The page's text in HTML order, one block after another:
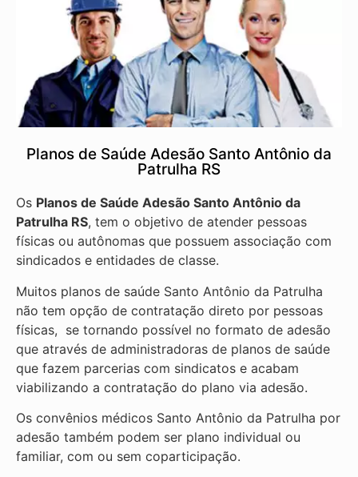
Planos de Saúde Adesão Santo Antônio da
Patrulha RS
Os Planos de Saúde Adesão Santo Antônio da
Patrulha RS, tem o objetivo de atender pessoas
físicas ou autônomas que possuem associação com
sindicados e entidades de classe.
Muitos planos de saúde Santo Antônio da Patrulha
não tem opção de contratação direto por pessoas
físicas, se tornando possível no formato de adesão
que através de administradoras de planos de saúde
que fazem parcerias com sindicatos e acabam
viabilizando a contratação do plano via adesão.
Os convênios médicos Santo Antônio da Patrulha por
adesão também podem ser plano individual ou
familiar, com ou sem coparticipação.